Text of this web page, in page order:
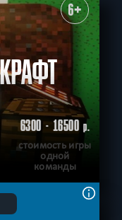
6+
6300 - 16500р.
стоимость игры
одной
команды